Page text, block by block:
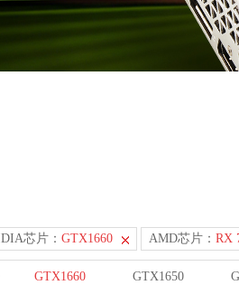
芯片： GTX1660 AMD芯片： RX
GTX1660 GTX1650